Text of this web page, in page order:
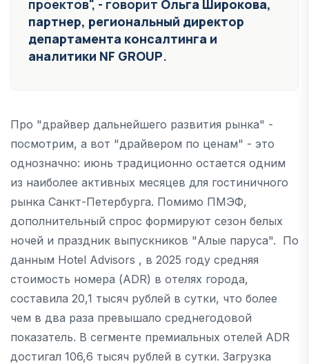
проектов", - говорит Ольга Широкова,
партнер, региональный директор
департамента консалтинга и
аналитики NF GROUP.
Про "драйвер дальнейшего развития рынка" -
посмотрим, а вот "драйвером по ценам" - это
однозначно: июнь традиционно остается одним
из наиболее активных месяцев для гостиничного
рынка Санкт-Петербурга. Помимо ПМЭФ,
дополнительный спрос формируют сезон белых
ночей и праздник выпускников "Алые паруса". По
данным Hotel Advisors , в 2025 году средняя
стоимость номера (ADR) в отелях города,
составила 20,1 тысяч рублей в сутки, что более
чем в два раза превышало среднегодовой
показатель. В сегменте премиальных отелей ADR
достигал 106,6 тысяч рублей в сутки. Загрузка